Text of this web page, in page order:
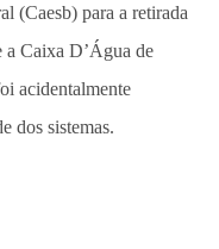
(Caesb) para a retirada
a Caixa D’Água de
acidentalmente
dos sistemas.